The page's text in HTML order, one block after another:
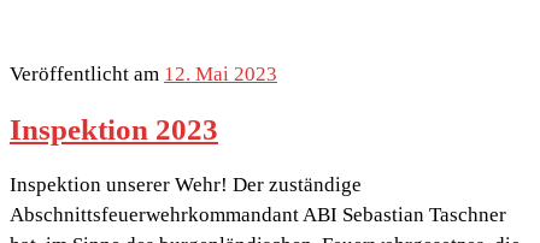
Veröffentlicht am 12. Mai 2023
Inspektion 2023
Inspektion unserer Wehr! Der zuständige
Abschnittsfeuerwehrkommandant ABI Sebastian Taschner